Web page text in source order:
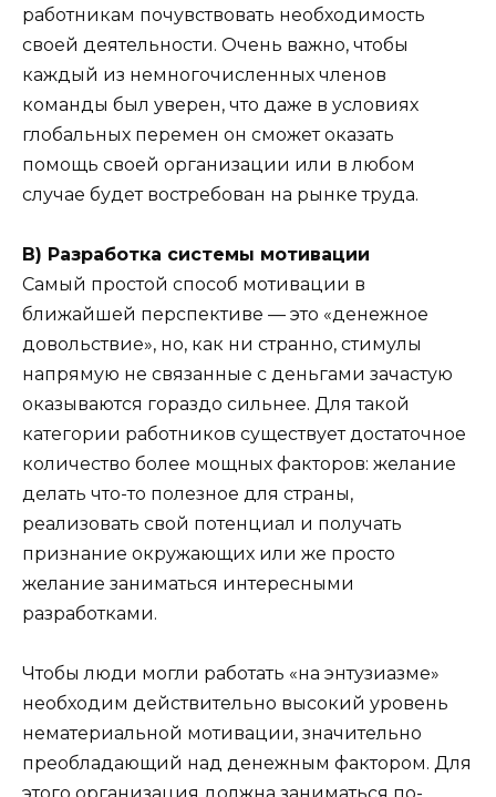
работникам почувствовать необходимость
своей деятельности. Очень важно, чтобы
каждый из немногочисленных членов
команды был уверен, что даже в условиях
глобальных перемен он сможет оказать
помощь своей организации или в любом
случае будет востребован на рынке труда.
В) Разработка системы мотивации
Самый простой способ мотивации в
ближайшей перспективе — это «денежное
довольствие», но, как ни странно, стимулы
напрямую не связанные с деньгами зачастую
оказываются гораздо сильнее. Для такой
категории работников существует достаточное
количество более мощных факторов: желание
делать что-то полезное для страны,
реализовать свой потенциал и получать
признание окружающих или же просто
желание заниматься интересными
разработками.
Чтобы люди могли работать «на энтузиазме»
необходим действительно высокий уровень
нематериальной мотивации, значительно
преобладающий над денежным фактором. Для